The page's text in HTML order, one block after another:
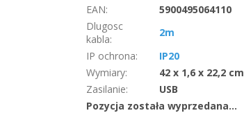
EAN:
5900495064110
Dlugosc
kabla:
2m
IP ochrona:
IP20
Wymiary:
42 x 1,6 x 22,2 cm
Zasilanie:
USB
Pozycja została wyprzedana…